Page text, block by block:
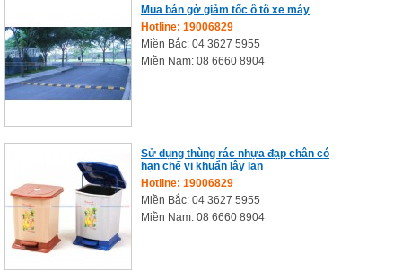
Mua bán gờ giảm tốc ô tô xe máy
Hotline: 19006829
Miền Bắc: 04 3627 5955
Miền Nam: 08 6660 8904
Sử dụng thùng rác nhựa đạp chân có
hạn chế vi khuẩn lây lan
Hotline: 19006829
Miền Bắc: 04 3627 5955
Miền Nam: 08 6660 8904